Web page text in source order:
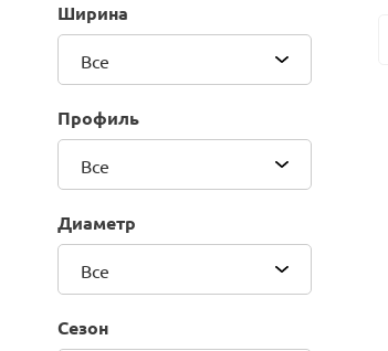
ATIRE
Bars
Belshina
BFGoodrich
BK Trailer
BKT
Camso (Solideal)
CEAT
Ширина
Все
Профиль
Все
Диаметр
Все
Сезон